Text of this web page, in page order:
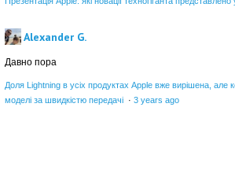
Alexander G.
Давно пора
Доля Lightning в усіх продуктах Apple вже вирішена, але
моделі за швидкістю передачі · 3 years ago